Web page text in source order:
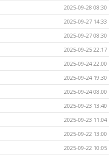
2025-09-28 08:30
2025-09-27 14:33
2025-09-27 08:30
2025-09-25 22:17
2025-09-24 22:00
2025-09-24 19:30
2025-09-24 08:00
2025-09-23 13:40
2025-09-23 11:04
2025-09-22 13:00
2025-09-22 10:05